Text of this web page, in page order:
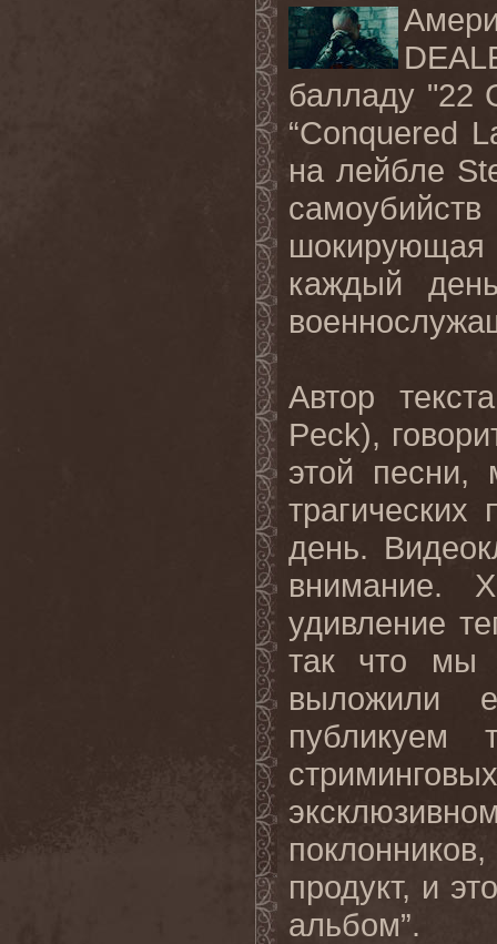
балладу "22
“Conquered
на лейбле
каждый
Автор
Peck),
этой песни,
день.
внимание.
удивление
так
что
мы
выложили
публикуем
стриминговых
продукт, и
альбом”.